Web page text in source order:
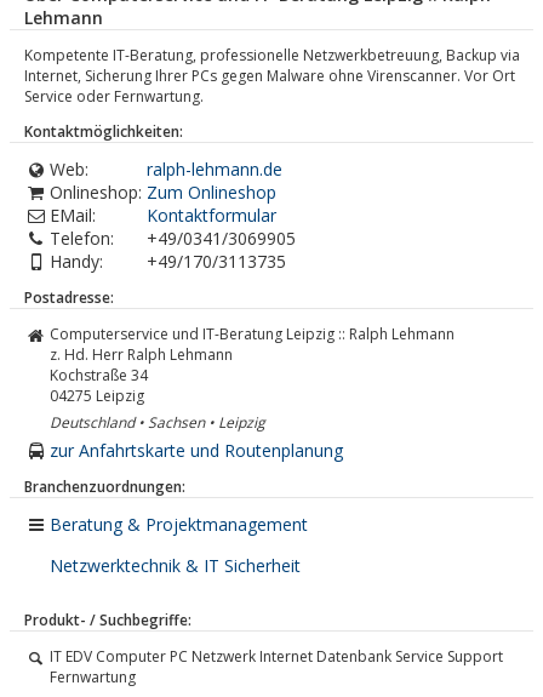
Lehmann
Kompetente IT-Beratung, professionelle Netzwerkbetreuung, Backup via
Internet, Sicherung Ihrer PCs gegen Malware ohne Virenscanner. Vor Ort
Service oder Fernwartung.
Kontaktmöglichkeiten:
Web:
ralph-lehmann.de
Onlineshop: Zum Onlineshop
EMail:
Kontaktformular
Telefon:
+49/0341/3069905
Handy:
+49/170/3113735
Postadresse:
Computerservice und IT-Beratung Leipzig :: Ralph Lehmann
z. Hd. Herr Ralph Lehmann
Kochstraße 34
04275 Leipzig
Deutschland • Sachsen • Leipzig
zur Anfahrtskarte und Routenplanung
Branchenzuordnungen:
Beratung & Projektmanagement
Netzwerktechnik & IT Sicherheit
Produkt- / Suchbegriffe:
IT EDV Computer PC Netzwerk Internet Datenbank Service Support
Fernwartung